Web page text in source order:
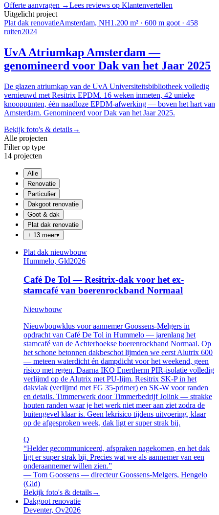
Offerte aanvragen →Lees reviews op Klantenvertellen
Uitgelicht project
Plat dak renovatieAmsterdam, NH1.200 m² · 600 m goot · 458
ruiten2024
UvA Atriumkap Amsterdam —
genomineerd voor Dak van het Jaar 2025
De glazen atriumkap van de UvA Universiteitsbibliotheek volledig
vernieuwd met Resitrix EPDM. 16 weken inmeten, 42 unieke
knooppunten, één naadloze EPDM-afwerking — boven het hart van
Amsterdam. Genomineerd voor Dak van het Jaar 2025.
Bekijk foto's & details→
Alle projecten
Filter op type
14 projecten
Alle
Renovatie
Particulier
Dakgoot renovatie
Goot & dak
Plat dak renovatie
+ 13 meer▾
Plat dak nieuwbouw
Hummelo, Gld2026
Café De Tol — Resitrix-dak voor het ex-
stamcafé van boerenrockband Normaal
Nieuwbouw
Nieuwbouwklus voor aannemer Goossens-Melgers in
opdracht van Café De Tol in Hummelo — jarenlang het
stamcafé van de Achterhoekse boerenrockband Normaal. Op
het schone betonnen dakbeschot lijmden we eerst Alutrix 600
— meteen waterdicht én dampdicht voor het weekend, geen
risico met regen. Daarna IKO Enertherm PIR-isolatie volledig
verlijmd op de Alutrix met PU-lijm. Resitrix SK-P in het
dakvlak (verlijmd met FG 35-primer) en SK-W voor randen
en details. Timmerwerk door Timmerbedrijf Jolink — strakke
houten randen waar je het werk niet meer aan ziet zodra de
buitengevel klaar is. Geen lekrisico tijdens uitvoering, klaar
op de afgesproken week, dak ligt er super strak bij.
Q
“Helder gecommuniceerd, afspraken nagekomen, en het dak
ligt er super strak bij. Precies wat we als aannemer van een
onderaannemer willen zien.”
— Tom Goossens — directeur Goossens-Melgers, Hengelo
(Gld)
Bekijk foto's & details→
Dakgoot renovatie
Deventer, Ov2026